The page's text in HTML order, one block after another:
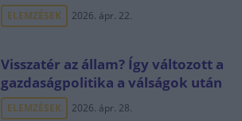
ELEMZÉSEK 2026. ápr. 22.
Visszatér az állam? Így változott a
gazdaságpolitika a válságok után
ELEMZÉSEK 2026. ápr. 28.